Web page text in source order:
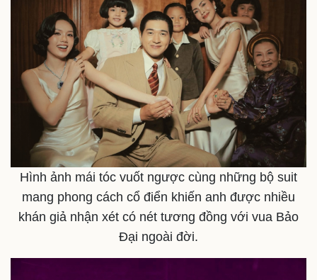
Hình ảnh mái tóc vuốt ngược cùng những bộ suit
mang phong cách cổ điển khiến anh được nhiều
khán giả nhận xét có nét tương đồng với vua Bảo
Đại ngoài đời.